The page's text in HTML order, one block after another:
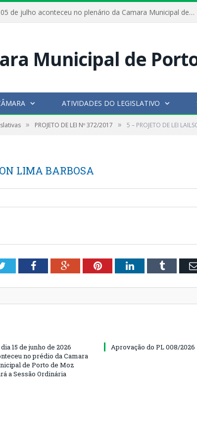
Hoje dia 05 de julho aconteceu no plenário da Camara Municipal de Porto de Moz a Sessão Solene de Abertura dos Trabalhos Legislativos 2º Período da 23ª Legislatura
ATIVIDADES DO LEGISLATIVO
» PROJETO DE LEI Nº 372/2017 » 5 – PROJETO DE LEI
LIMA BARBOSA
TwitterFacebookGoogle+PinterestLinkedInTumblr
15 de junho de 2026
no prédio da Camara
de Porto de Moz
a Sessão Ordinária
Aprovação do PL 008/2026